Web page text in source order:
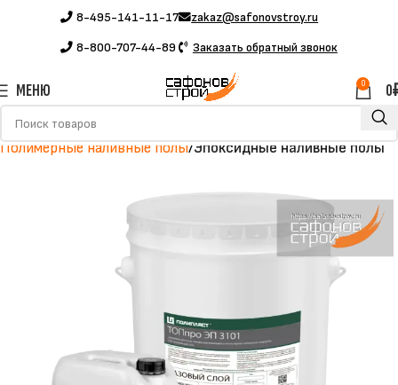
8-495-141-11-17
8-800-707-44-89
zakaz@safonovstroy.ru
Заказать обратный звонок
МЕНЮ 0 0
Главная Каталог
Полимерные наливные полы Эпоксидные наливные полы